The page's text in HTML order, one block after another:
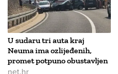
U sudaru tri auta kraj
Neuma ima ozlijeđenih,
promet potpuno obustavljen
net.hr